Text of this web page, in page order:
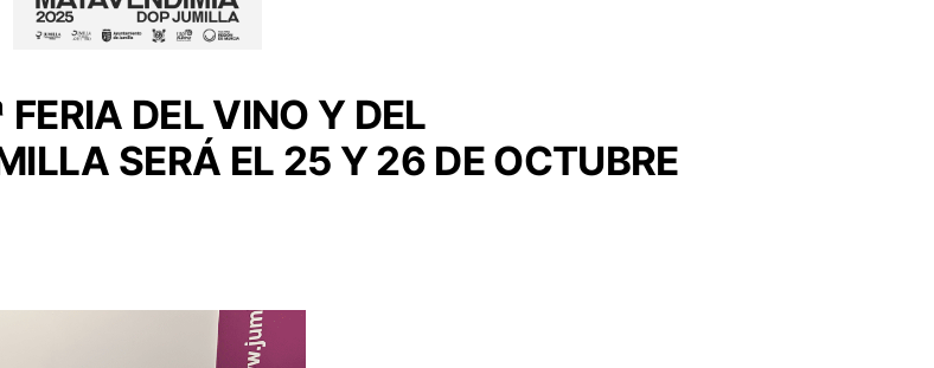
DEL VINO Y DEL
SERÁ EL 25 Y 26 DE OCTUBRE